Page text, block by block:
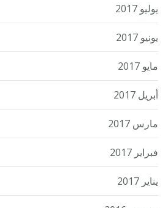
يوليو 2017
يونيو 2017
مايو 2017
أبريل 2017
مارس 2017
فبراير 2017
يناير 2017